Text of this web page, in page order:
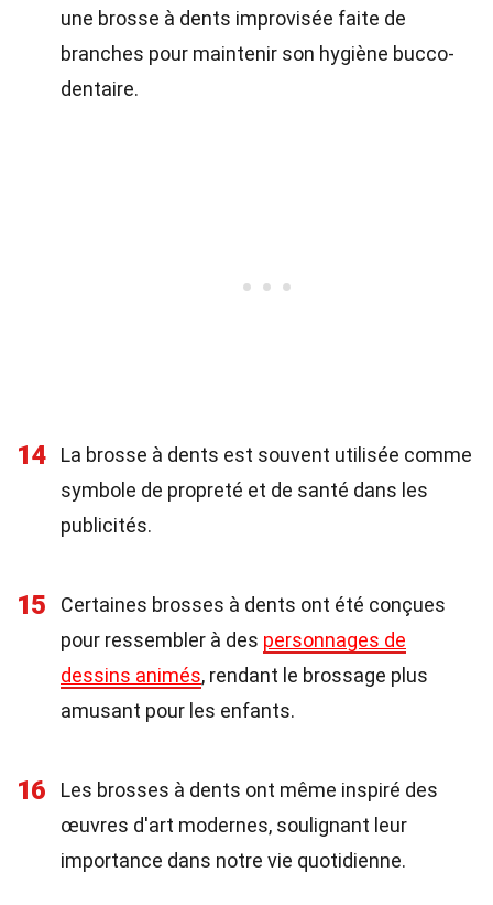
une brosse à dents improvisée faite de
branches pour maintenir son hygiène bucco-
dentaire.
14
La brosse à dents est souvent utilisée comme
symbole de propreté et de santé dans les
publicités.
15
Certaines brosses à dents ont été conçues
pour ressembler à des personnages de
dessins animés, rendant le brossage plus
amusant pour les enfants.
16
Les brosses à dents ont même inspiré des
œuvres d'art modernes, soulignant leur
importance dans notre vie quotidienne.